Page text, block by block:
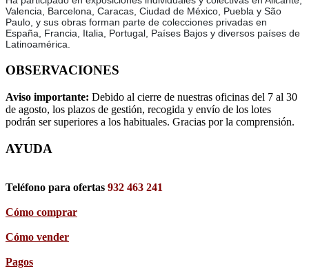
Valencia, Barcelona, Caracas, Ciudad de México, Puebla y São
Paulo, y sus obras forman parte de colecciones privadas en
España, Francia, Italia, Portugal, Países Bajos y diversos países de
Latinoamérica.
OBSERVACIONES
Aviso importante: Debido al cierre de nuestras oficinas del 7 al 30
de agosto, los plazos de gestión, recogida y envío de los lotes
podrán ser superiores a los habituales. Gracias por la comprensión.
AYUDA
Teléfono para ofertas 932 463 241
Cómo comprar
Cómo vender
Pagos